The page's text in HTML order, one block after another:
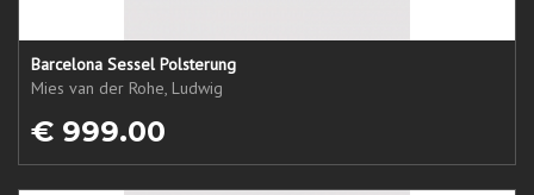
Barcelona Sessel Polsterung
Mies van der Rohe, Ludwig
€ 999.00